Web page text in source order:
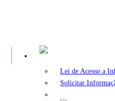
Lei de Acesso a
Solicitar